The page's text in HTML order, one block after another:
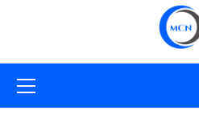
primario